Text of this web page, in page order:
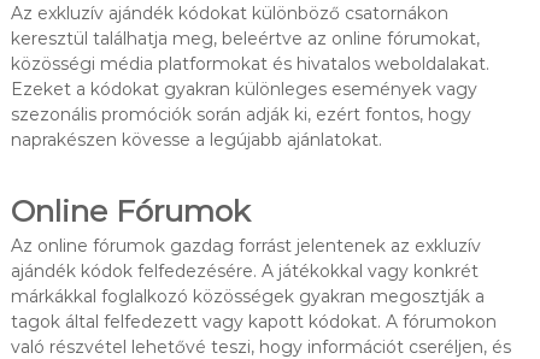
Az exkluzív ajándék kódokat különböző csatornákon
keresztül találhatja meg, beleértve az online fórumokat,
közösségi média platformokat és hivatalos weboldalakat.
Ezeket a kódokat gyakran különleges események vagy
szezonális promóciók során adják ki, ezért fontos, hogy
naprakészen kövesse a legújabb ajánlatokat.
Online Fórumok
Az online fórumok gazdag forrást jelentenek az exkluzív
ajándék kódok felfedezésére. A játékokkal vagy konkrét
márkákkal foglalkozó közösségek gyakran megosztják a
tagok által felfedezett vagy kapott kódokat. A fórumokon
való részvétel lehetővé teszi, hogy információt cseréljen, és